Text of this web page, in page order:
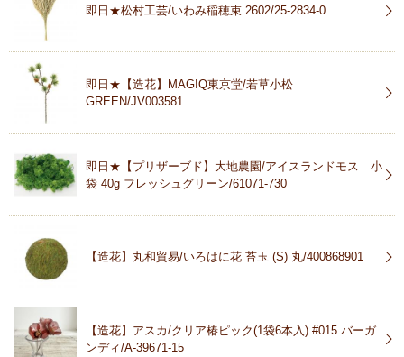
即日★松村工芸/いわみ稲穂束 2602/25-2834-0
即日★【造花】MAGIQ東京堂/若草小松
GREEN/JV003581
即日★【プリザーブド】大地農園/アイスランドモス 小
袋 40g フレッシュグリーン/61071-730
【造花】丸和貿易/いろはに花 苔玉 (S) 丸/400868901
【造花】アスカ/クリア椿ピック(1袋6本入) #015 バーガ
ンディ/A-39671-15